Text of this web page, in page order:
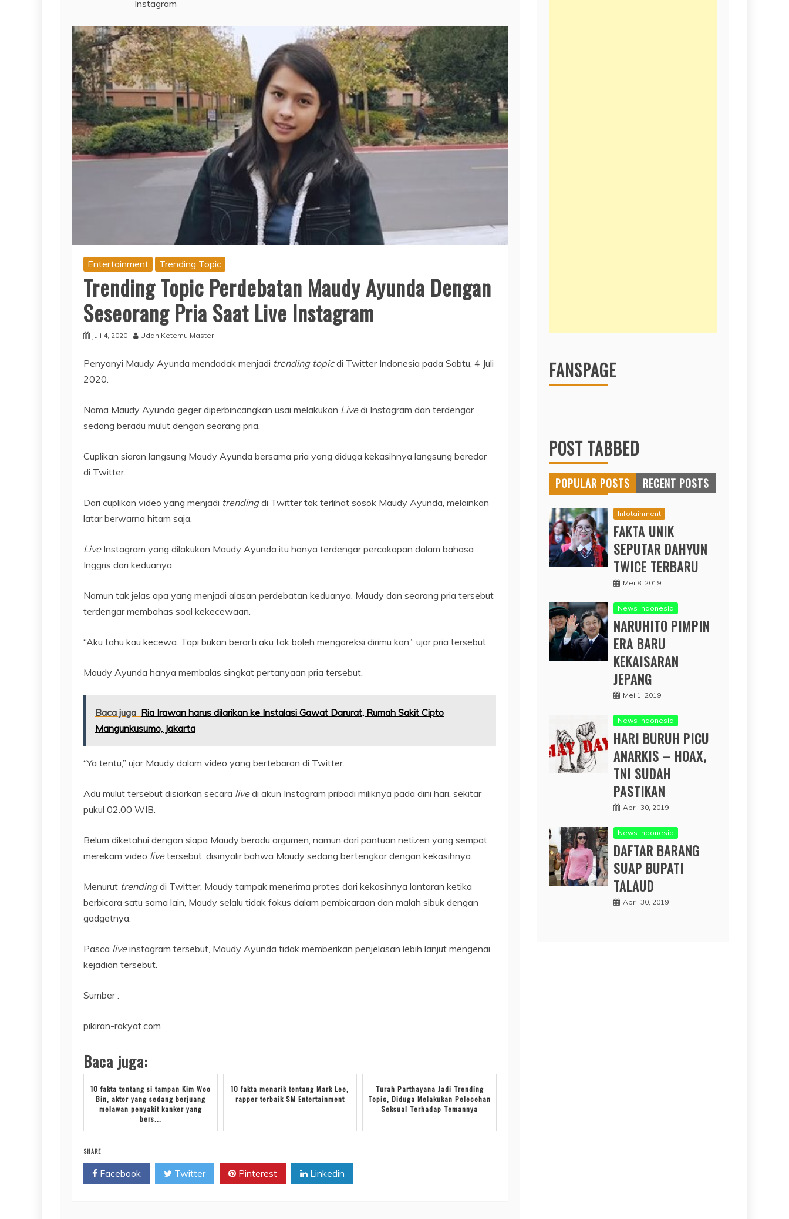
Instagram
Entertainment Trending Topic
Trending Topic Perdebatan Maudy Ayunda Dengan
Seseorang Pria Saat Live Instagram
Juli 4, 2020 Udah Ketemu Master
Penyanyi Maudy Ayunda mendadak menjadi trending topicdi Twitter Indonesia pada Sabtu, 4 Juli
2020.
Nama Maudy Ayunda geger diperbincangkan usai melakukan Livedi Instagram dan terdengar
sedang beradu mulut dengan seorang pria.
Cuplikan siaran langsung Maudy Ayunda bersama pria yang diduga kekasihnya langsung beredar
di Twitter.
Dari cuplikan video yang menjadi trendingdi Twitter tak terlihat sosok Maudy Ayunda, melainkan
latar berwarna hitam saja.
LiveInstagram yang dilakukan Maudy Ayunda itu hanya terdengar percakapan dalam bahasa
Inggris dari keduanya.
Namun tak jelas apa yang menjadi alasan perdebatan keduanya, Maudy dan seorang pria tersebut
terdengar membahas soal kekecewaan.
“Aku tahu kau kecewa. Tapi bukan berarti aku tak boleh mengoreksi dirimu kan,” ujar pria tersebut.
Maudy Ayunda hanya membalas singkat pertanyaan pria tersebut.
Baca juga Ria Irawan harus dilarikan ke Instalasi Gawat Darurat, Rumah Sakit Cipto
Mangunkusumo, Jakarta
“Ya tentu,” ujar Maudy dalam video yang bertebaran di Twitter.
Adu mulut tersebut disiarkan secara livedi akun Instagram pribadi miliknya pada dini hari, sekitar
pukul 02.00 WIB.
Belum diketahui dengan siapa Maudy beradu argumen, namun dari pantuan netizen yang sempat
merekam video livetersebut, disinyalir bahwa Maudy sedang bertengkar dengan kekasihnya.
Menurut trendingdi Twitter, Maudy tampak menerima protes dari kekasihnya lantaran ketika
berbicara satu sama lain, Maudy selalu tidak fokus dalam pembicaraan dan malah sibuk dengan
gadgetnya.
Pasca liveinstagram tersebut, Maudy Ayunda tidak memberikan penjelasan lebih lanjut mengenai
kejadian tersebut.
Sumber :
pikiran-rakyat.com
Baca juga:
10 fakta tentang si tampan Kim Woo
Bin, aktor yang sedang berjuang
melawan penyakit kanker yang
bers...
10 fakta menarik tentang Mark Lee,
rapper terbaik SM Entertainment
Turah Parthayana Jadi Trending
Topic, Diduga Melakukan Pelecehan
Seksual Terhadap Temannya
SHARE
Facebook Twitter Pinterest Linkedin
FANSPAGE
POST TABBED
POPULAR POSTS RECENT POSTS
Infotainment
FAKTA UNIK
SEPUTAR DAHYUN
TWICE TERBARU
Mei 8, 2019
News Indonesia
NARUHITO PIMPIN
ERA BARU
KEKAISARAN
JEPANG
Mei 1, 2019
News Indonesia
HARI BURUH PICU
ANARKIS – HOAX,
TNI SUDAH
PASTIKAN
April 30, 2019
News Indonesia
DAFTAR BARANG
SUAP BUPATI
TALAUD
April 30, 2019